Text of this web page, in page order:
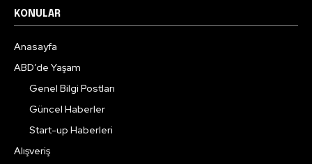
KONULAR
Anasayfa
ABD’de Yaşam
Genel Bilgi Postları
Güncel Haberler
Start-up Haberleri
Alışveriş